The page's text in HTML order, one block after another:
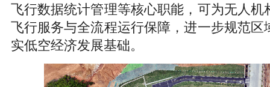
飞行数据统计管理等核心职能，可为无人机
飞行服务与全流程运行保障，进一步规范区
实低空经济发展基础。